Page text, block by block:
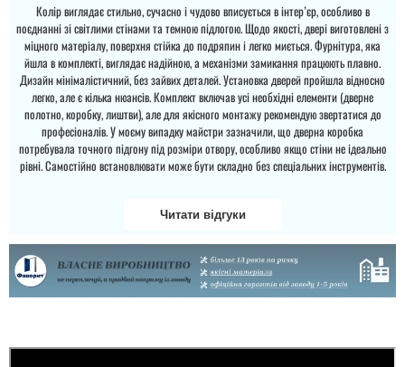
Бюджетний варіант, що
видно одразу по ручці та
якості покриття. Двері
легенькі, мають зазори
на з'єднаннях, але не
критичні....
читати всі відгуки
Крута покупка за таку
сміховинну ціну. Якість
дверей дійсно вища за
їх ціну - це рідкість у
наш час.
читати всі відгуки
Колір виглядає стильно, сучасно і чудово вписується в інтер’єр, особливо в
поєднанні зі світлими стінами та темною підлогою. Щодо якості, двері виготовлені з
міцного матеріалу, поверхня стійка до подряпин і легко миється. Фурнітура, яка
йшла в комплекті, виглядає надійною, а механізми замикання працюють плавно.
Дизайн мінімалістичний, без зайвих деталей. Установка дверей пройшла відносно
легко, але є кілька нюансів. Комплект включав усі необхідні елементи (дверне
полотно, коробку, лиштви), але для якісного монтажу рекомендую звертатися до
професіоналів. У моєму випадку майстри зазначили, що дверна коробка
потребувала точного підгону під розміри отвору, особливо якщо стіни не ідеально
рівні. Самостійно встановлювати може бути складно без спеціальних інструментів.
Читати відгуки